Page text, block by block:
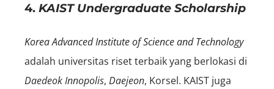
4. KAIST Undergraduate Scholarship
Korea Advanced Institute of Science and Technology
adalah universitas riset terbaik yang berlokasi di
Daedeok Innopolis, Daejeon, Korsel. KAIST juga